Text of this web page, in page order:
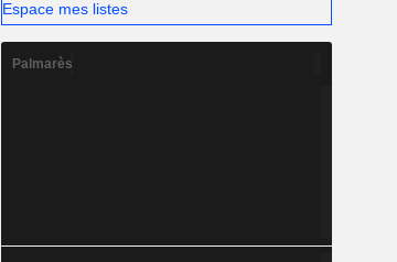
Espace mes listes
Palmarès